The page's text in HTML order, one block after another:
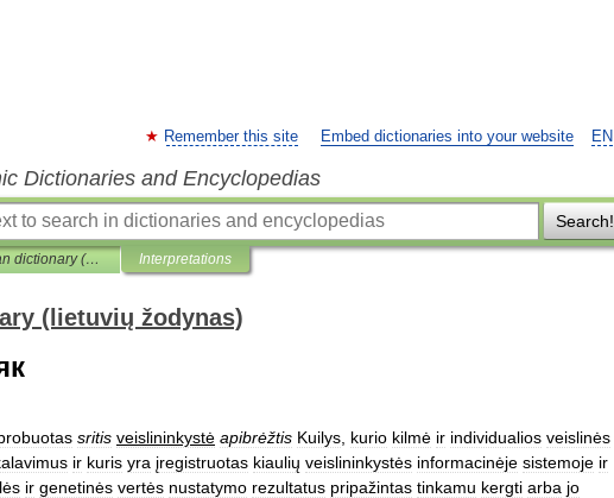
EN
Remember this site Embed dictionaries into your website
Dictionaries and Encyclopedias
Search!
Lithuanian dictionary (lietuvių žodynas) Interpretations
(lietuvių žodynas)
sritis veislininkystė apibrėžtis Kuilys kurio kilmė ir individualios veislinės
ir kuris yra įregistruotas kiaulių veislininkystės informacinėje sistemoje ir
ir genetinės vertės nustatymo rezultatus pripažintas tinkamu kergti arba jo